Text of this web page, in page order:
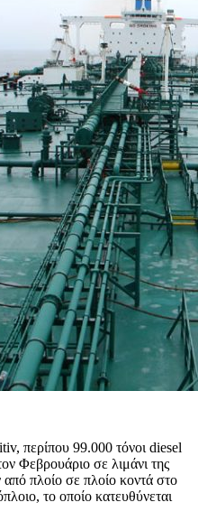
περίπου 99.000 τόνοι diesel
Φεβρουάριο σε λιμάνι της
πλοίο σε πλοίο κοντά στο
το οποίο κατευθύνεται